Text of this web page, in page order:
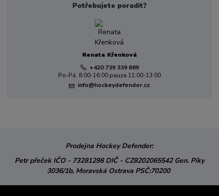
Potřebujete poradit?
Renata Křenková
+420 739 339 689
Po-Pá, 8:00-16:00 pauza 11:00-13:00
info@hockeydefender.cz
Prodejna Hockey Defender:
Petr přeček IČO - 73281298DIČ - CZ8202065542 Gen. Píky
3036/1b, Moravská Ostrava PSČ:70200